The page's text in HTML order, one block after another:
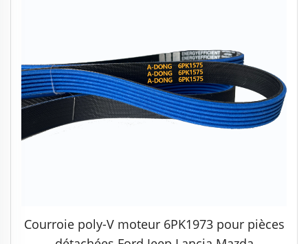
Courroie poly-V moteur 6PK1973 pour pièces